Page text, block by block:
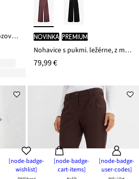
[node-badge-
wishlist]
[node-badge-
cart-items]
[node-badge-
user-codes]
Bermudy z padavého viskózového mixu novinka PREMIUM
Nohavice s pukmi. ležérne, z mäkkého vlneného podielu
79,99 €